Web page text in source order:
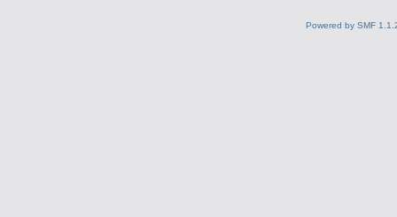
Powered by SMF